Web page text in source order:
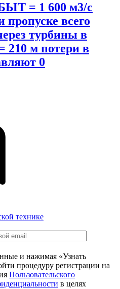
= 1 600 м3/с
всего
турбины в
210 м потери в
0
технике
и нажимая «Узнать
процедуру регистрации на
Пользовательского
в целях